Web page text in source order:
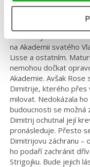
Dimitrij dal Rose
však byla špatná… Po
na Akademii svatého
Lisse a ostatním.
nemohou dočkat
Akademie. Avšak
Dimitrije, kterého přes
milovat. Nedokázala
budoucnosti se možná
Dimitrij ochutnal její
pronásleduje. Přesto
Dimitrijovu záchranu –
ho podaří zachránit
Strigojku. Bude jejich